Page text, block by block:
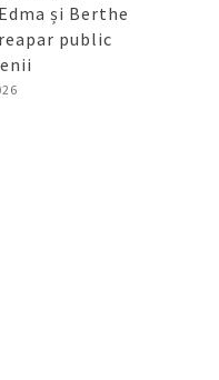
și Berthe
public